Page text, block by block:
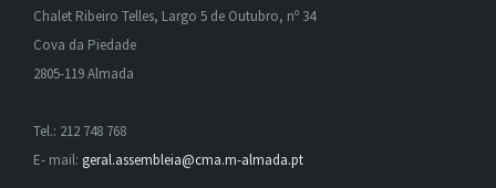
Chalet Ribeiro Telles, Largo 5 de Outubro, nº 34
Cova da Piedade
2805-119 Almada
Tel.: 212 748 768
E- mail: geral.assembleia@cma.m-almada.pt